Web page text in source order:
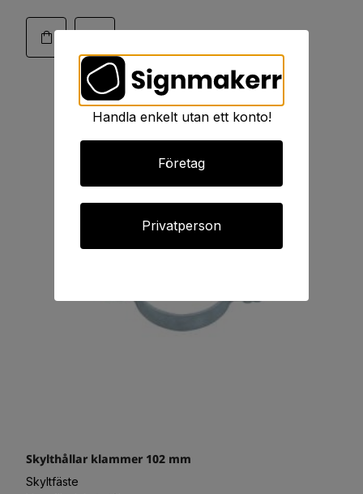
Skylthållar klammer 102 mm
Skyltfäste
Handla enkelt utan ett konto!
Företag
Privatperson